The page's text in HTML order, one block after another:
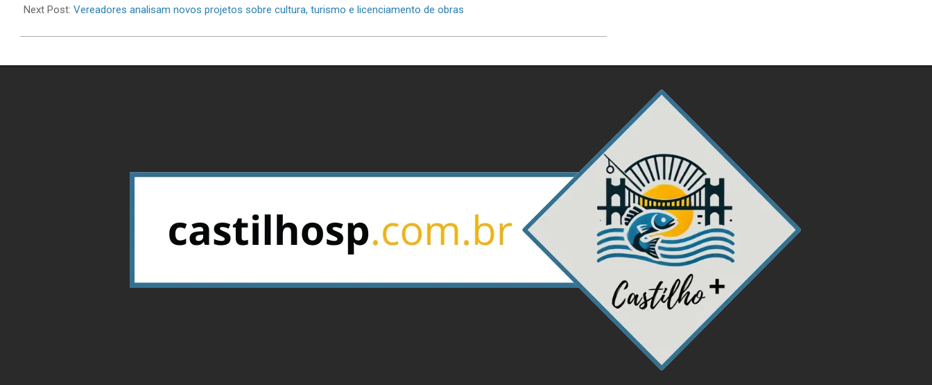
Next Post: Vereadores analisam novos projetos sobre cultura, turismo e licenciamento de obras